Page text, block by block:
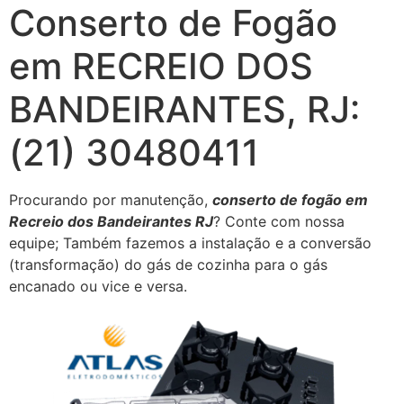
Conserto de Fogão
em RECREIO DOS
BANDEIRANTES, RJ:
(21) 30480411
Procurando por manutenção, conserto de fogão em
Recreio dos Bandeirantes RJ? Conte com nossa
equipe; Também fazemos a instalação e a conversão
(transformação) do gás de cozinha para o gás
encanado ou vice e versa.